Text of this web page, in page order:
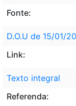
Fonte:
D.O.U de 15/01/
Link:
Texto integral
Referenda: